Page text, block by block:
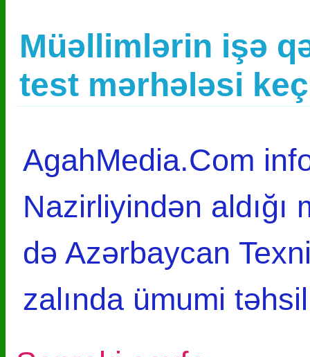
Müəllimlərin işə
test mərhələsi
AgahMedia.Com
Nazirliyindən
də Azərbaycan
zalında ümumi